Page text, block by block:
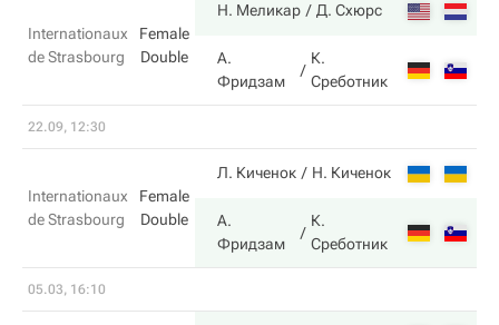
Internationaux
de Strasbourg
Female
Double
Н. Меликар Д. Схюрс
А.
Фридзам
К.
Среботник
22.09, 12:30
Internationaux
de Strasbourg
Female
Double
Л. Киченок Н. Киченок
А.
Фридзам
К.
Среботник
05.03, 16:10